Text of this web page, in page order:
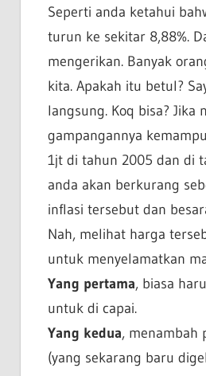
Seperti anda ketahui
turun ke sekitar 8,88%.
mengerikan. Banyak
kita. Apakah itu betul?
langsung. Koq bisa?
gampangannya
1jt di tahun 2005 dan di
anda akan berkurang
inflasi tersebut dan
Nah, melihat harga
untuk menyelamatkan
Yang pertama, biasa
untuk di capai.
Yang kedua, menambah
(yang sekarang baru